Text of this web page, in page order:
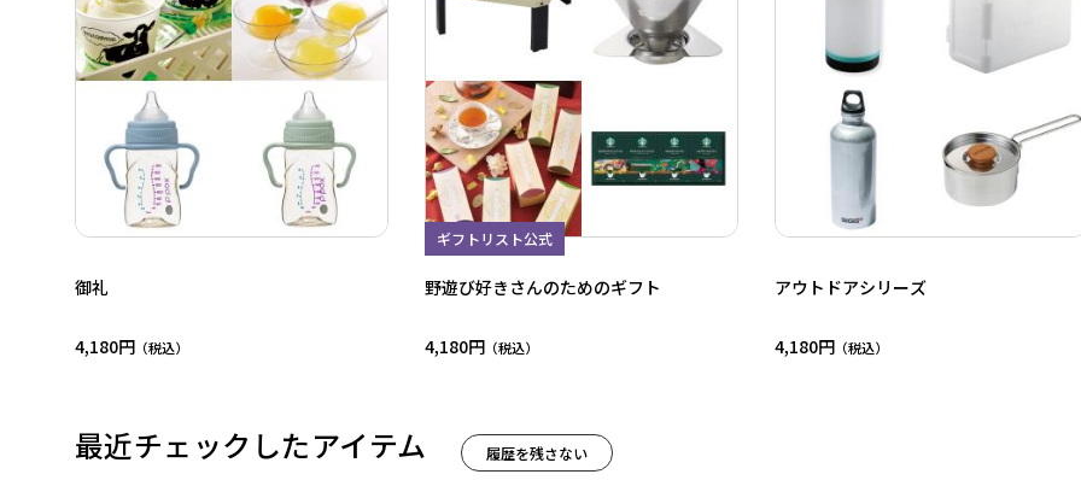
御礼
4,180円
ギフトリスト公式
野遊び好きさんのためのギフト
4,180円
アウトドアシリーズ
4,180円
最近チェックしたアイテム 履歴を残さない